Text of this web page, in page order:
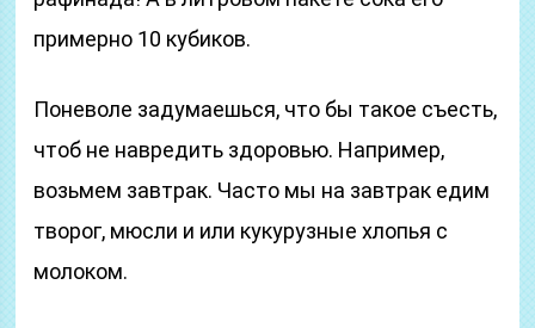
примерно 10 кубиков.
Поневоле задумаешься, что бы такое съесть,
чтоб не навредить здоровью. Например,
возьмем завтрак. Часто мы на завтрак едим
творог, мюсли и или кукурузные хлопья с
молоком.